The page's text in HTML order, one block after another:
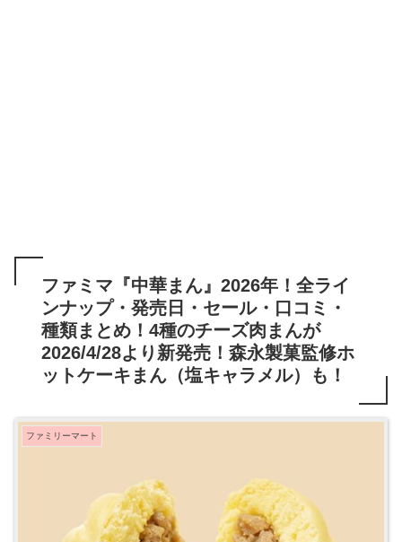
ファミマ『中華まん』2026年！全ライ
ンナップ・発売日・セール・口コミ・
種類まとめ！4種のチーズ肉まんが
2026/4/28より新発売！森永製菓監修ホ
ットケーキまん（塩キャラメル）も！
ファミリーマート